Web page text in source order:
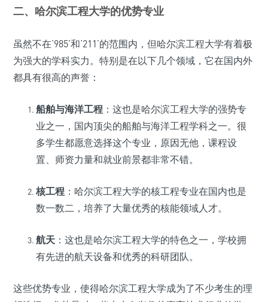
二、哈尔滨工程大学的优势专业
虽然不在‘985’和‘211’的范围内，但哈尔滨工程大学有着极
为强大的学科实力。特别是在以下几个领域，它在国内外
都具有很高的声誉：
船舶与海洋工程 ：这也是哈尔滨工程大学的强势专
业之一，国内顶尖的船舶与海洋工程学科之一。很
多学生都愿意选择这个专业，原因无他，课程设
置、师资力量和就业前景都非常不错。
核工程 ：哈尔滨工程大学的核工程专业在国内也是
数一数二，培养了大量优秀的核能领域人才。
航天 ：这也是哈尔滨工程大学的特色之一，学校拥
有先进的航天设备和优秀的科研团队。
这些优势专业，使得哈尔滨工程大学成为了不少考生的理